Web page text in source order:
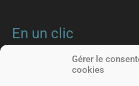
Gérer le
cookies
En un clic
Nos formations